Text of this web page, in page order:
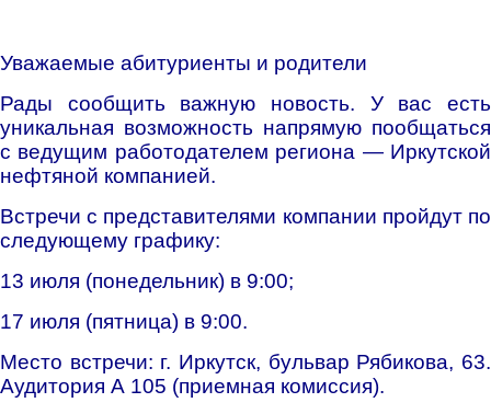
Уважаемые абитуриенты и родители️
Рады сообщить важную новость. У вас есть
уникальная возможность напрямую пообщаться
с ведущим работодателем региона — Иркутской
нефтяной компанией.
Встречи с представителями компании пройдут по
следующему графику:
13 июля (понедельник) в 9:00;
17 июля (пятница) в 9:00.
Место встречи: г. Иркутск, бульвар Рябикова, 63.
Аудитория А 105 (приемная комиссия).